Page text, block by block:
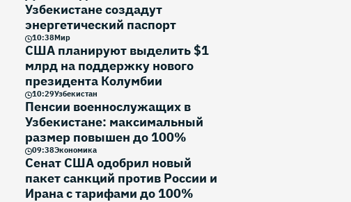
Узбекистане создадут
энергетический паспорт
10:38Мир
США планируют выделить $1
млрд на поддержку нового
президента Колумбии
10:29Узбекистан
Пенсии военнослужащих в
Узбекистане: максимальный
размер повышен до 100%
09:38Экономика
Сенат США одобрил новый
пакет санкций против России и
Ирана с тарифами до 100%